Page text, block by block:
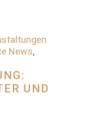
News,
UND